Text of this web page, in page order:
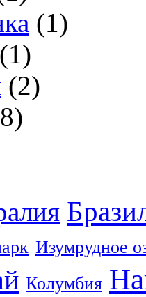
(1)
(1)
(2)
Изумрудное
Колумбия